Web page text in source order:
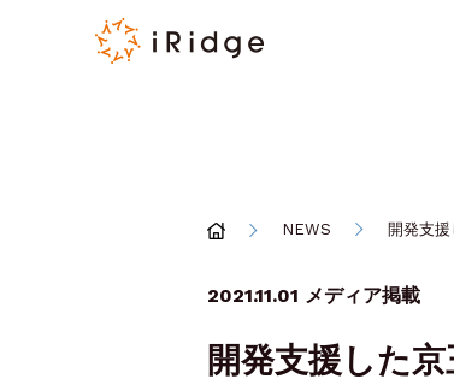
NEWS 開発支
2021.11.01 メディア掲載
開発支援した